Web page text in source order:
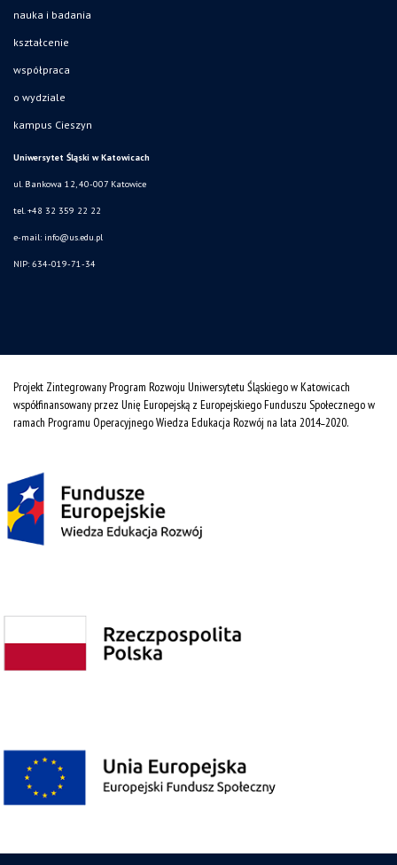
nauka i badania
kształcenie
współpraca
o wydziale
kampus Cieszyn
Uniwersytet Śląski w Katowicach
ul. Bankowa 12, 40-007 Katowice
tel. +48 32 359 22 22
e-mail: info@us.edu.pl
NIP: 634-019-71-34
Projekt Zintegrowany Program Rozwoju Uniwersytetu Śląskiego w Katowicach
współfinansowany przez Unię Europejską z Europejskiego Funduszu Społecznego w
ramach Programu Operacyjnego Wiedza Edukacja Rozwój na lata 2014˗2020.